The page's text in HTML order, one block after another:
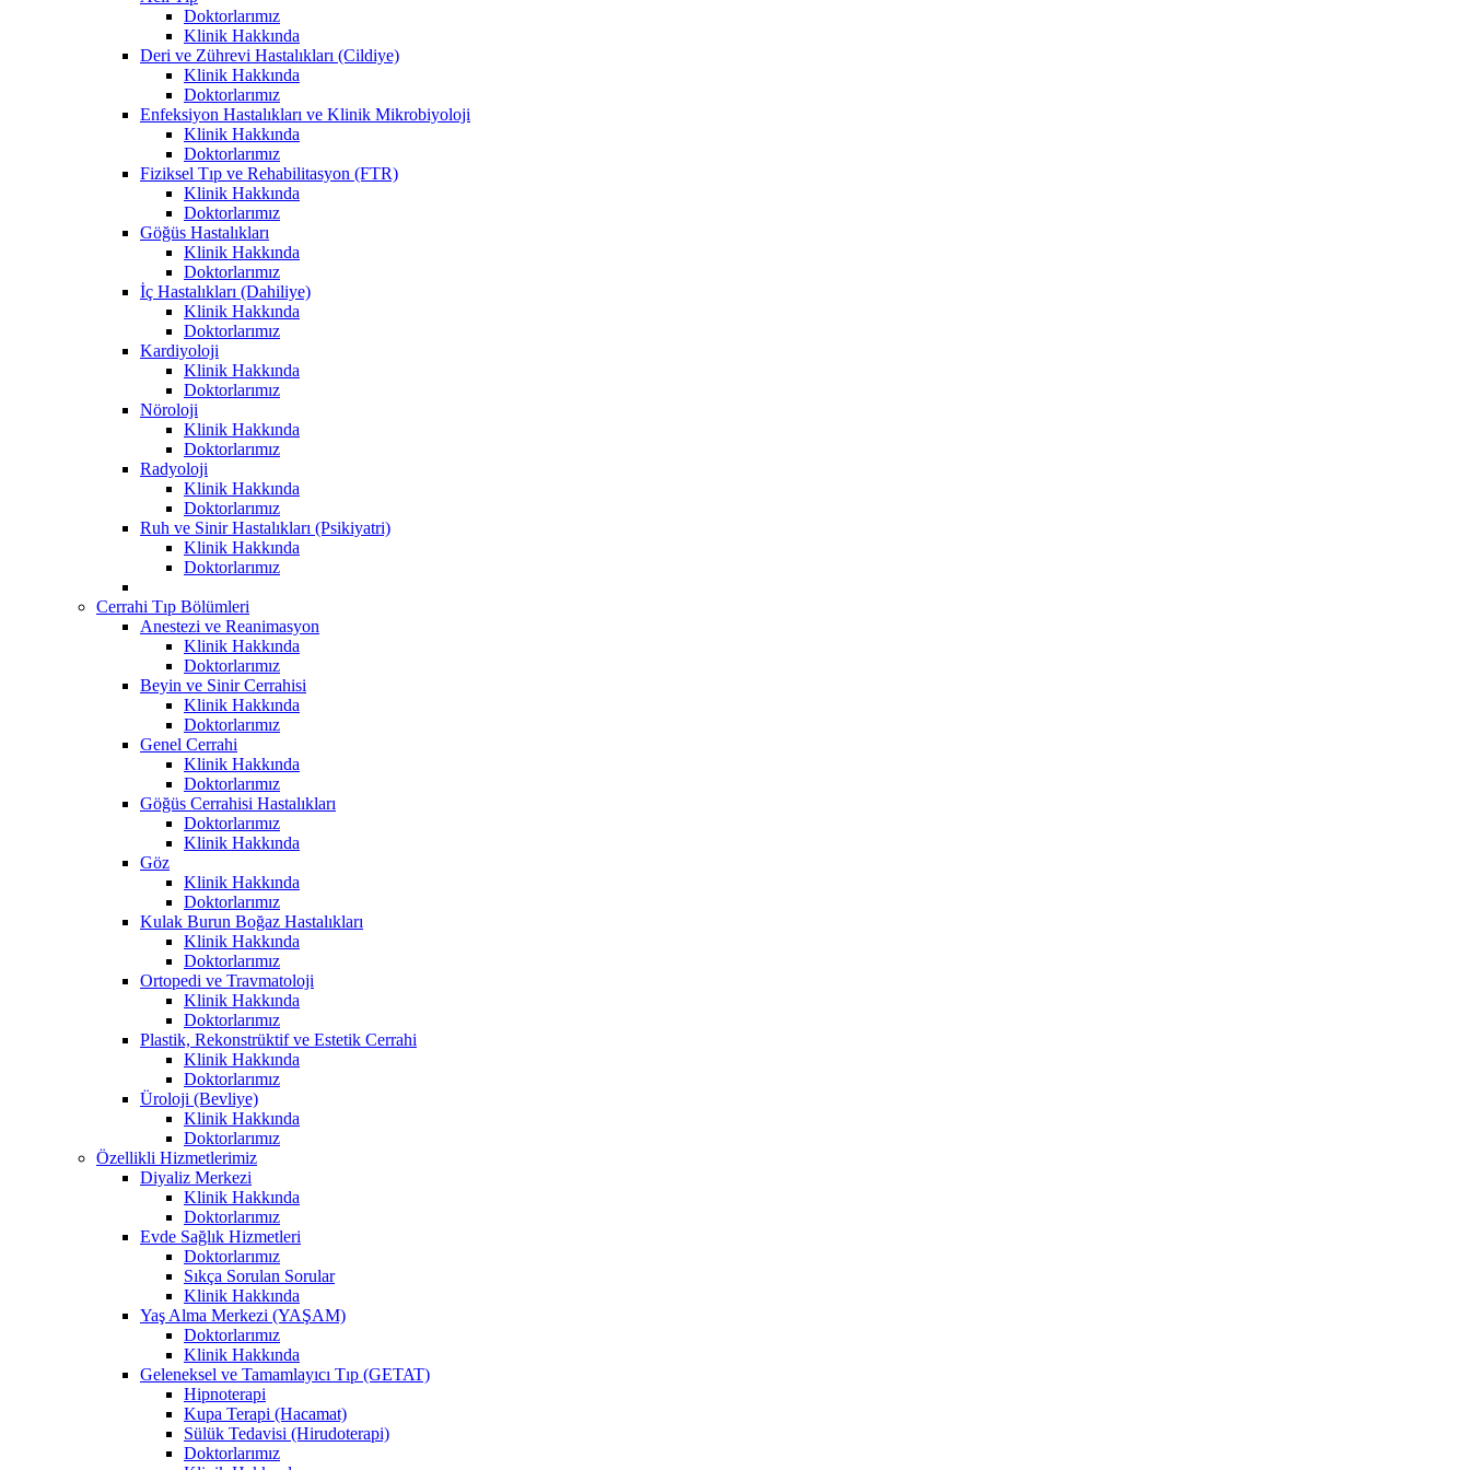
Doktorlarımız
Klinik Hakkında
Deri ve Zührevi Hastalıkları (Cildiye)
Klinik Hakkında
Doktorlarımız
Enfeksiyon Hastalıkları ve Klinik Mikrobiyoloji
Klinik Hakkında
Doktorlarımız
Fiziksel Tıp ve Rehabilitasyon (FTR)
Klinik Hakkında
Doktorlarımız
Göğüs Hastalıkları
Klinik Hakkında
Doktorlarımız
İç Hastalıkları (Dahiliye)
Klinik Hakkında
Doktorlarımız
Kardiyoloji
Klinik Hakkında
Doktorlarımız
Nöroloji
Klinik Hakkında
Doktorlarımız
Radyoloji
Klinik Hakkında
Doktorlarımız
Ruh ve Sinir Hastalıkları (Psikiyatri)
Klinik Hakkında
Doktorlarımız
Cerrahi Tıp Bölümleri
Anestezi ve Reanimasyon
Klinik Hakkında
Doktorlarımız
Beyin ve Sinir Cerrahisi
Klinik Hakkında
Doktorlarımız
Genel Cerrahi
Klinik Hakkında
Doktorlarımız
Göğüs Cerrahisi Hastalıkları
Doktorlarımız
Klinik Hakkında
Göz
Klinik Hakkında
Doktorlarımız
Kulak Burun Boğaz Hastalıkları
Klinik Hakkında
Doktorlarımız
Ortopedi ve Travmatoloji
Klinik Hakkında
Doktorlarımız
Plastik, Rekonstrüktif ve Estetik Cerrahi
Klinik Hakkında
Doktorlarımız
Üroloji (Bevliye)
Klinik Hakkında
Doktorlarımız
Özellikli Hizmetlerimiz
Diyaliz Merkezi
Klinik Hakkında
Doktorlarımız
Evde Sağlık Hizmetleri
Doktorlarımız
Sıkça Sorulan Sorular
Klinik Hakkında
Yaş Alma Merkezi (YAŞAM)
Doktorlarımız
Klinik Hakkında
Geleneksel ve Tamamlayıcı Tıp (GETAT)
Hipnoterapi
Kupa Terapi (Hacamat)
Sülük Tedavisi (Hirudoterapi)
Doktorlarımız